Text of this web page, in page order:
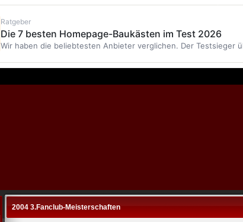
2004 3.Fanclub-Meisterschaften
Ratgeber
Die 7 besten Homepage-Baukästen im Test 2026
Wir haben die beliebtesten Anbieter verglichen. Der Testsieger